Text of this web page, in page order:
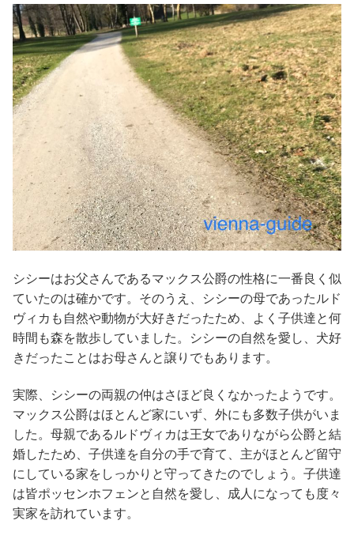
シシーはお父さんであるマックス公爵の性格に一番良く似
ていたのは確かです。そのうえ、シシーの母であったルド
ヴィカも自然や動物が大好きだったため、よく子供達と何
時間も森を散歩していました。シシーの自然を愛し、犬好
きだったことはお母さんと譲りでもあります。
実際、シシーの両親の仲はさほど良くなかったようです。
マックス公爵はほとんど家にいず、外にも多数子供がいま
した。母親であるルドヴィカは王女でありながら公爵と結
婚したため、子供達を自分の手で育て、主がほとんど留守
にしている家をしっかりと守ってきたのでしょう。子供達
は皆ポッセンホフェンと自然を愛し、成人になっても度々
実家を訪れています。